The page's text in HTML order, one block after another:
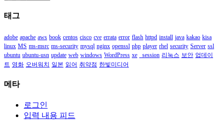
함
태그
adobe apache aws book centos cisco cve errata error flash httpd install java kakao kisa
linux MS ms-msrc ms-security mysql nginx openssl php player rhel security Server ssl
ubuntu ubuntu-usn update web windows WordPress xe _session 리눅스 보안 업데이
트 영화 오버워치 일본 읽어 취약점 한빛미디어
메타
로그인
입력 내용 피드